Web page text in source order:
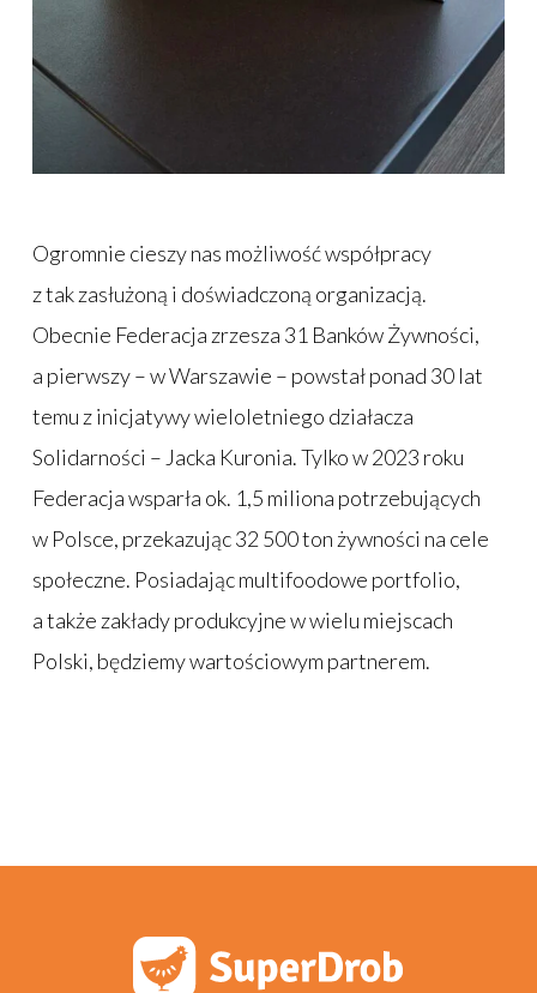
Ogromnie cieszy nas możliwość współpracy
z tak zasłużoną i doświadczoną organizacją.
Obecnie Federacja zrzesza 31 Banków Żywności,
a pierwszy – w Warszawie – powstał ponad 30 lat
temu z inicjatywy wieloletniego działacza
Solidarności – Jacka Kuronia. Tylko w 2023 roku
Federacja wsparła ok. 1,5 miliona potrzebujących
w Polsce, przekazując 32 500 ton żywności na cele
społeczne. Posiadając multifoodowe portfolio,
a także zakłady produkcyjne w wielu miejscach
Polski, będziemy wartościowym partnerem.